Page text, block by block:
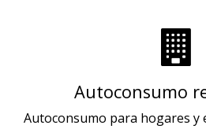
Autoconsumo
Autoconsumo para hogares y